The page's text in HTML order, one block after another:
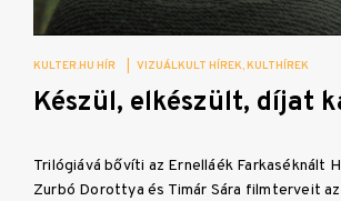
KULTER.HU HÍR VIZUÁLKULT HÍREK KULTHÍREK
Készül, elkészült, díjat
Trilógiává bővíti az Ernelláék Farkaséknált
Zurbó Dorottya és Timár Sára filmterveit